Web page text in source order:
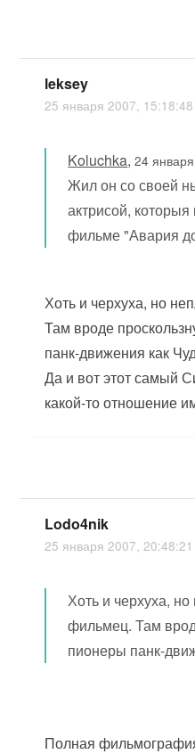
leksey
25 января 2007, 15:18:48
Koluchka,24
Жил он со своей
актрисой,
фильме "Авария
Хоть и черхуха, но
Там вроде
панк-движения как
Да и вот этот самый
какой-то отношение
Lodo4nik
25 января 2007, 20:48:21
Хоть и черхуха,
фильмец. Там
пионеры панк-
Полная